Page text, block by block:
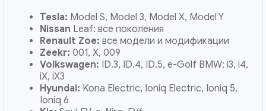
Tesla: Model S, Model 3, Model X, Model Y
Nissan Leaf: все поколения
Renault Zoe:все модели и модификации
Zeekr:001, X, 009
Volkswagen: ID.3, ID.4, ID.5, e-Golf BMW: i3, i4,
iX, iX3
Hyundai: Kona Electric, Ioniq Electric, Ioniq 5,
Ioniq 6